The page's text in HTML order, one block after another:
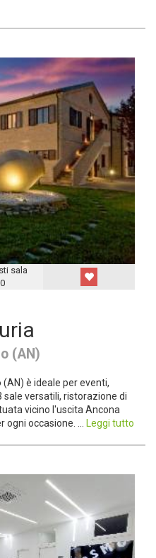
sala
(AN)
è ideale per eventi,
versatili, ristorazione di
vicino l'uscita Ancona
occasione. ...
Leggi tutto